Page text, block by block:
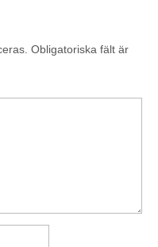
Obligatoriska fält är